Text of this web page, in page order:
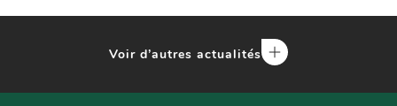
Voir d’autres actualités